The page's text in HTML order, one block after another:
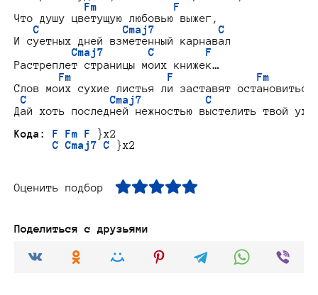
Fm            F
Что душу цветущую любовью выжег,
C             Cmaj7          C
И суетных дней взметенный карнавал
Cmaj7       C        F
Растреплет страницы моих книжек…
Fm               F             Fm
Слов моих сухие листья ли заставят
C             Cmaj7          C
Дай хоть последней нежностью выстелить твой
Кода:
F Fm F
}x2
C Cmaj7 C
Оценить подбор
Поделиться с друзьями